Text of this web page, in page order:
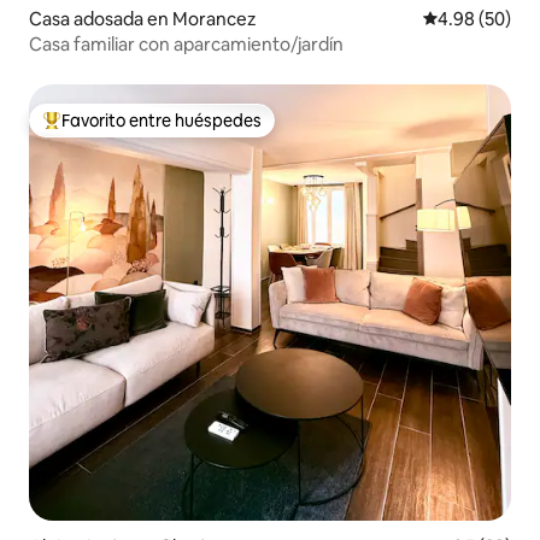
Casa adosada en Morancez Calificación
4.98 (50)
Casa familiar con aparcamiento/jardín
Favorito entre huéspedes preferido
Favorito entre huéspedes